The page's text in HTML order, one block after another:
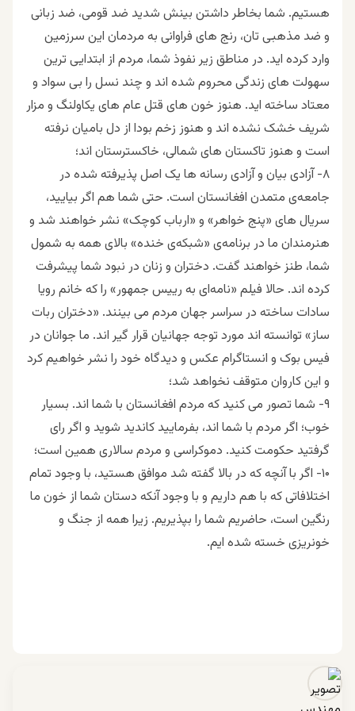
هستیم. شما بخاطر داشتن بینش شدید ضد قومی، ضد زبانی
و ضد مذهبی تان، رنج های فراوانی به مردمان این سرزمین
وارد کرده اید. در مناطق زیر نفوذ شما، مردم از ابتدایی ترین
سهولت های زندگی محروم شده اند و چند نسل را بی سواد و
معتاد ساخته اید. هنوز خون های قتل عام های یکاولنگ و مزار
شریف خشک نشده اند و هنوز زخم بودا از دل بامیان نرفته
است و هنوز تاکستان های شمالی، خاکسترستان اند؛
۸- آزادی بیان و آزادی رسانه ها یک اصل پذیرفته شده در
جامعه‌ی متمدن افغانستان است. حتی شما هم اگر بیایید،
سریال های «پنج خواهر» و «ارباب کوچک» نشر خواهند شد و
هنرمندان ما در برنامه‌ی «شبکه‌ی خنده» بالای همه به شمول
شما، طنز خواهند گفت. دختران و زنان در نبود شما پیشرفت
کرده اند. حالا فیلم «نامه‌ای به رییس جمهور» را که خانم رویا
سادات ساخته در سراسر جهان مردم می بینند. «دختران ربات
ساز» توانسته اند مورد توجه جهانیان قرار گیر اند. ما جوانان در
فیس بوک و انستاگرام عکس و‌ دیدگاه خود را نشر خواهیم کرد
و این کاروان متوقف نخواهد شد؛
۹- شما تصور می کنید که مردم افغانستان با شما اند. بسیار
خوب؛ اگر مردم با شما اند، بفرمایید کاندید شوید و اگر رای
گرفتید حکومت کنید. دموکراسی و مردم سالاری همین است؛
۱۰- اگر با آنچه که در بالا گفته شد موافق هستید، با وجود تمام
اختلافاتی که با هم داریم و با وجود آنکه دستان شما از خون ما
رنگین است، حاضریم شما را بپذیریم. زیرا همه از جنگ و
خونریزی خسته شده ایم.